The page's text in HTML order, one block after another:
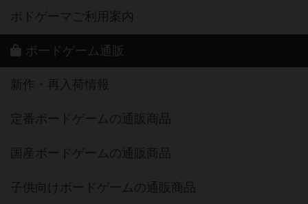
ボドゲーマご利用案内
ボードゲーム通販
新作・再入荷情報
定番ボードゲームの通販商品
国産ボードゲームの通販商品
子供向けボードゲームの通販商品